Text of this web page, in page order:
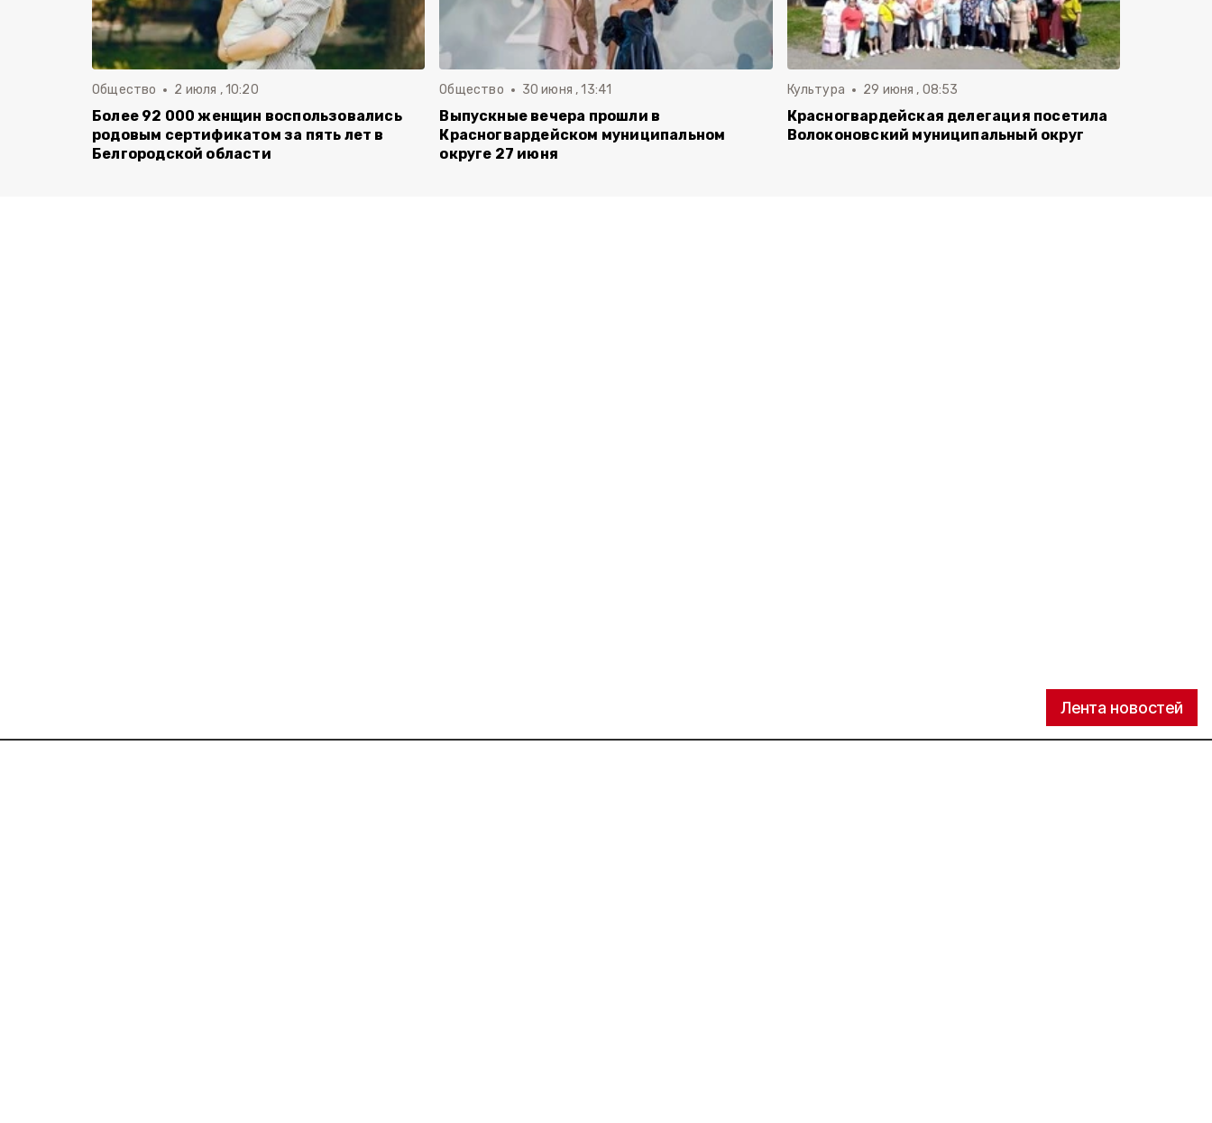
Лента новостей
Общество 2 июля , 10:20
Более 92 000 женщин воспользовались
родовым сертификатом за пять лет в
Белгородской области
Общество 30 июня , 13:41
Выпускные вечера прошли в
Красногвардейском муниципальном
округе 27 июня
Культура 29 июня , 08:53
Красногвардейская делегация посетила
Волоконовский муниципальный округ